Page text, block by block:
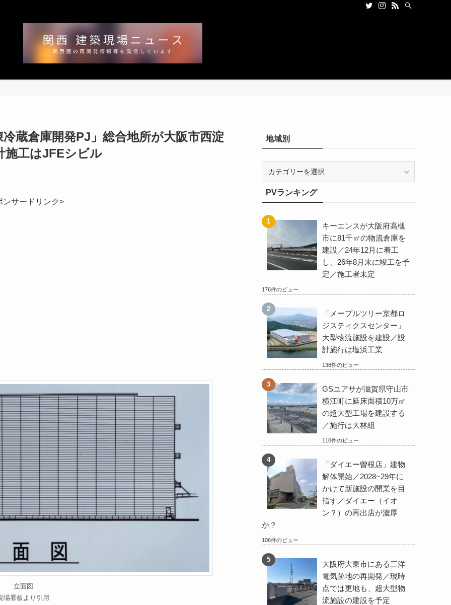
蔵倉庫開発PJ」総合地所が大阪市西淀
施工はJFEシビル
ンサードリンク>
立面図
場看板より引用
地域別
別PVランキング
キーエンスが大阪府高槻
市に81千㎡の物流倉庫を
建設／24年12月に着工
し、26年8月末に竣工を予
定／施工者未定
176件のビュー
「メープルツリー京都ロ
ジスティクスセンター」
大型物流施設を建設／設
計施行は塩浜工業
138件のビュー
GSユアサが滋賀県守山市
横江町に延床面積10万㎡
の超大型工場を建設する
／施行は大林組
110件のビュー
「ダイエー曽根店」建物
解体開始／2028~29年に
かけて新施設の開業を目
指す／ダイエー（イオ
ン？）の再出店が濃厚
か？
106件のビュー
大阪府大東市にある三洋
電気跡地の再開発／現時
点では更地も、超大型物
流施設の建設を予定